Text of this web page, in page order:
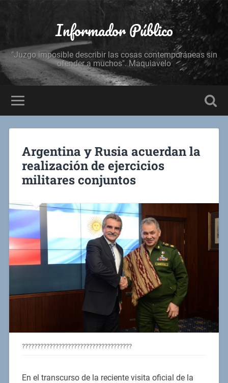
Informador Público
"Juzgo imposible describir las cosas contemporáneas sin
ofender a muchos". Maquiavelo
Argentina y Rusia acuerdan la
realización de ejercicios
militares conjuntos
????????????????????????????????????
En el transcurso de la reciente visita oficial de la